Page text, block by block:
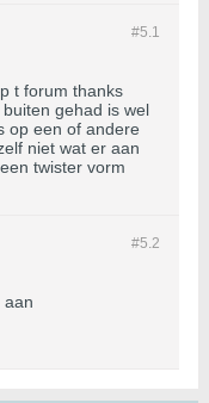
#5.1
t forum thanks
gehad is wel
op een of andere
niet wat er aan
twister vorm
#5.2
aan